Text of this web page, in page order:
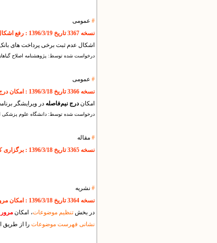
# عمومی
نسخه 3367 تاریخ 1396/3/19 : رفع اشکال ثبت پرداخت های بانک تجارت در صفحه شخصی
اشکال عدم ثبت برخی پرداخت های
درخواست شده توسط: پژوهشنامه اصلاح
# عمومی
نسخه 3366 تاریخ 1396/3/18 : امکان درج نیم فاصله در ویرایشگر برنامه
امکاندرج نیم‌فاصله در ویرایشگر
درخواست شده توسط: دانشگاه علوم پزشکی
# مقاله
نسخه 3365 تاریخ 1396/3/18 : برگزاری کارگاه های نگارش حرفه ای با همکاری موسسه ELSEVIER
# نشریه
نسخه 3364 تاریخ 1396/3/18 : امکان مرور مقالات/طرحها/آثار بر اساس موضوع
در بخشتنظیم موضوعات، امکان
نشانی فهرست موضوعات را از طریق